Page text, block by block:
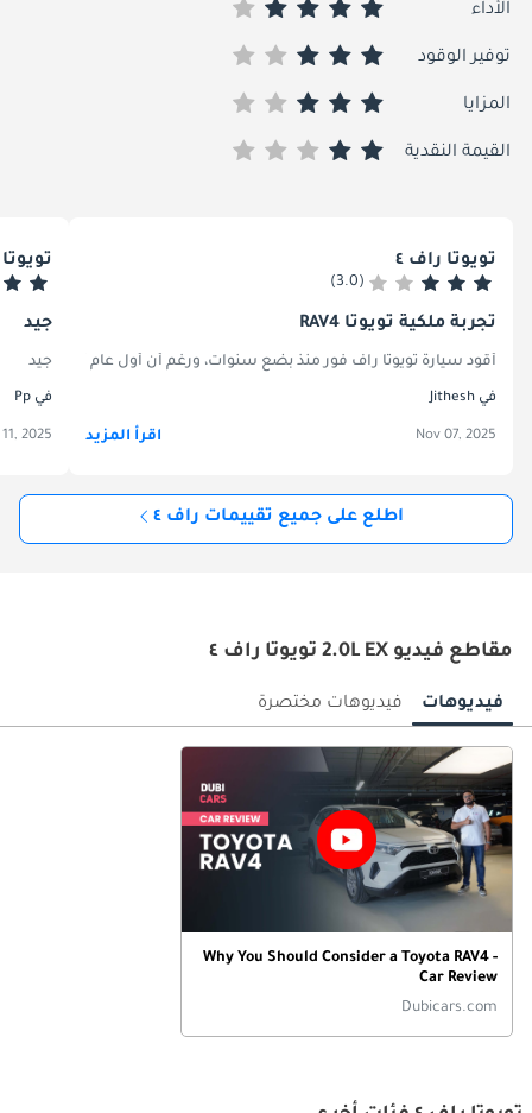
الأداء
توفير الوقود
المزايا
القيمة النقدية
تويوتا راف ٤
(3.0)
تجربة ملكية تويوتا RAV4
أقود سيارة تويوتا راف فور منذ بضع سنوات، ورغم أن أول عام أو عامين
في Jithesh
Nov 07, 2025 اقرأ المزيد
تويوتا
جيد
جيد
في Pp
2025
اطلع على جميع تقييمات راف ٤
مقاطع فيديو 2.0L EX تويوتا راف ٤
فيديوهات فيديوهات مختصرة
Why You Should Consider a Toyota RAV4 -
Car Review
Dubicars.com